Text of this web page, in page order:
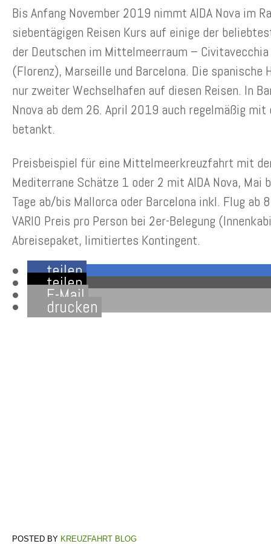
Bis Anfang November 2019 nimmt AIDA Nova im
siebentägigen Reisen Kurs auf einige der
der Deutschen im Mittelmeerraum – Civitavecchia
(Florenz), Marseille und Barcelona. Die
nur zweiter Wechselhafen auf diesen Reisen. In
Nnova ab dem 26. April 2019 auch regelmäßig mit
betankt.
Preisbeispiel für eine Mittelmeerkreuzfahrt mit der
Mediterrane Schätze 1 oder 2 mit AIDA Nova, Mai
Tage ab/bis Mallorca oder Barcelona inkl. Flug ab
VARIO Preis pro Person bei 2er-Belegung
Abreisepaket, limitiertes Kontingent.
teilen
teilen
E-Mail
drucken
KREUZFAHRT BLOG